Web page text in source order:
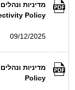
Policy
09/12/2025
Policy